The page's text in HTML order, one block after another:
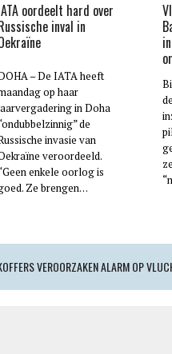
oordeelt hard over
inval in
– De IATA heeft
op haar
in Doha
de
invasie van
veroordeeld.
enkele oorlog is
Ze brengen…
VEROORZAKEN ALARM OP